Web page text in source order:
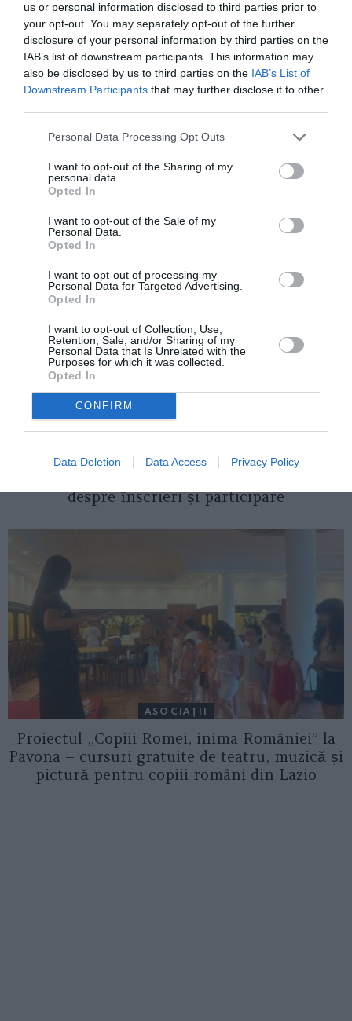
us or personal information disclosed to third parties prior to
your opt-out. You may separately opt-out of the further
disclosure of your personal information by third parties on the
IAB’s list of downstream participants. This information may
also be disclosed by us to third parties on the IAB’s List of
Downstream Participants that may further disclose it to other
Personal Data Processing Opt Outs
I want to opt-out of the Sharing of my
personal data.
Opted In
I want to opt-out of the Sale of my
Personal Data.
Opted In
I want to opt-out of processing my
Personal Data for Targeted Advertising.
Opted In
I want to opt-out of Collection, Use,
Retention, Sale, and/or Sharing of my
Personal Data that Is Unrelated with the
Purposes for which it was collected.
Opted In
CONFIRM
Data Deletion Data Access Privacy Policy
Crina Suceveanu
See Articolul anterior
Copiii emigraţi, prinşi între două lumi
AȚI PUTEA DORI DE
despre înscrieri și participare
ASOCIAŢII
Proiectul „Copiii Romei, inima României” la
Pavona – cursuri gratuite de teatru, muzică și
pictură pentru copiii români din Lazio